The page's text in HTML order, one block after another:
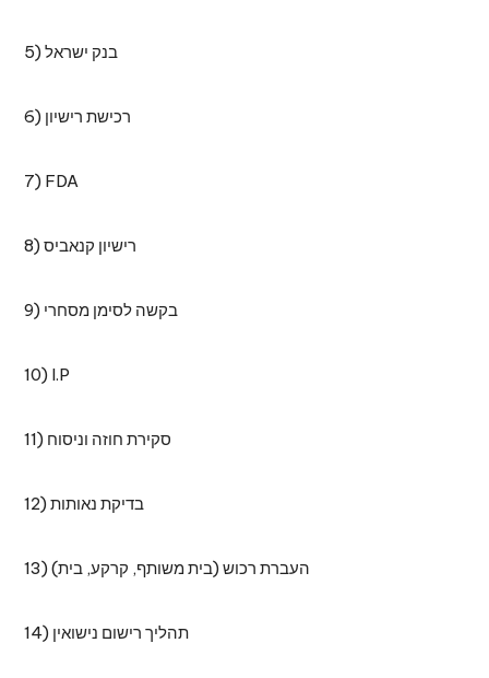
5) בנק ישראל
6) רכישת רישיון
7) FDA
8) רישיון קנאביס
9) בקשה לסימן מסחרי
10) I.P
11) סקירת חוזה וניסוח
12) בדיקת נאותות
13) העברת רכוש (בית משותף, קרקע, בית)
14) תהליך רישום נישואין